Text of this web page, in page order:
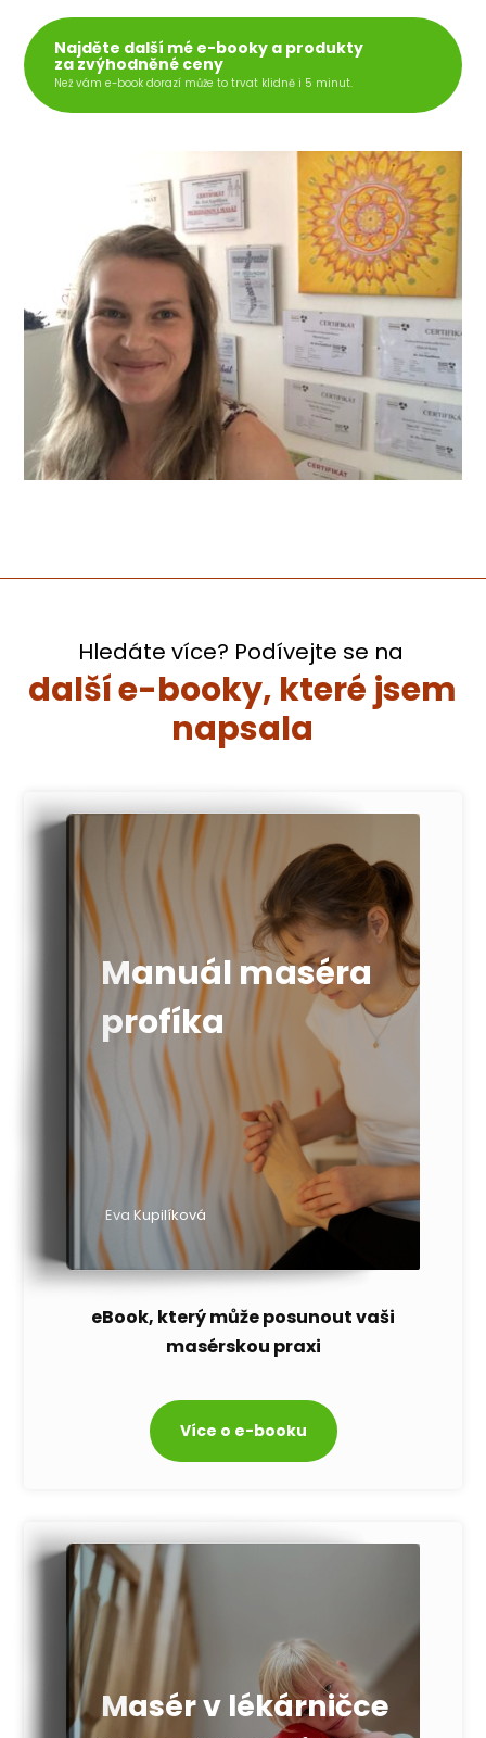
Najděte další mé e-booky a produkty
za zvýhodněné ceny
Než vám e-book dorazí může to trvat klidně i 5 minut.
Hledáte více? Podívejte se na
další e-booky, které jsem
napsala
Manuál maséra
profíka
Eva Kupilíková
eBook, který může posunout vaši
masérskou praxi
Více o e-booku
Masér v lékárničce